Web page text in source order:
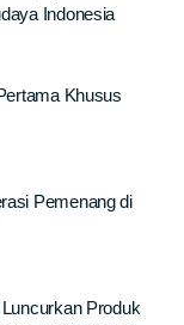
Indonesia
Khusus
Pemenang di
Produk